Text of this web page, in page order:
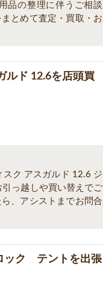
品の整理に伴うご相談
とめて査定・買取・お
ルド 12.6を店頭買
ク アスガルド 12.6 ジ
っ越しや買い替えでご
、アシストまでお問合
ック テントを出張